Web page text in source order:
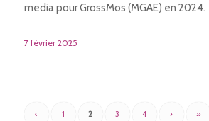
media pour GrossMos (MGAE) en 2024.
7 février 2025
‹ 1 2 3 4 › »